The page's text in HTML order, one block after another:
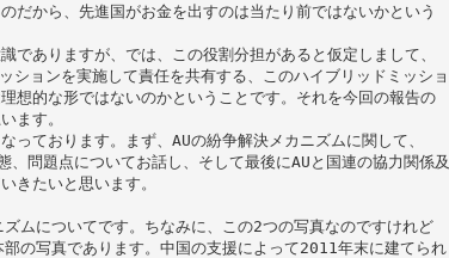
だから、先進国がお金を出すのは当たり前ではないかという
でありますが、では、この役割分担があると仮定しまして、
ションを実施して責任を共有する、このハイブリッドミッショ
想的な形ではないのかということです。それを今回の報告の
ます。
っております。まず、AUの紛争解決メカニズムに関して、
、問題点についてお話し、そして最後にAUと国連の協力関係及
きたいと思います。
ズムについてです。ちなみに、この2つの写真なのですけれど
部の写真であります。中国の支援によって2011年末に建てられ